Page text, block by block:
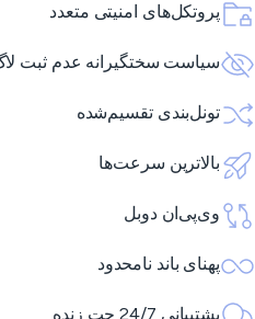
پروتکل‌های امنیتی متعدد
سیاست سختگیرانه عدم ثبت لاگ
تونل‌بندی تقسیم‌شده
بالاترین سرعت‌ها
وی‌پی‌ان دوبل
پهنای باند نامحدود
پشتیبانی 24/7 چت زنده